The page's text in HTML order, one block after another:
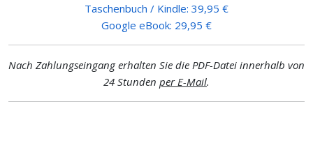
Taschenbuch / Kindle: 39,95 €
Google eBook: 29,95 €
Nach Zahlungseingang erhalten Sie die PDF-Datei innerhalb von
24 Stunden per E-Mail.